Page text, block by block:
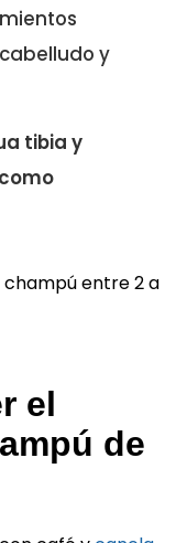
y
tibia y
champú entre 2 a
el
de